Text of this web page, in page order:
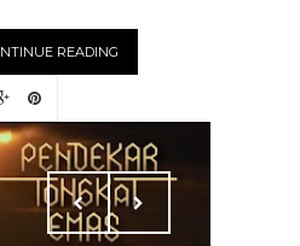
READING